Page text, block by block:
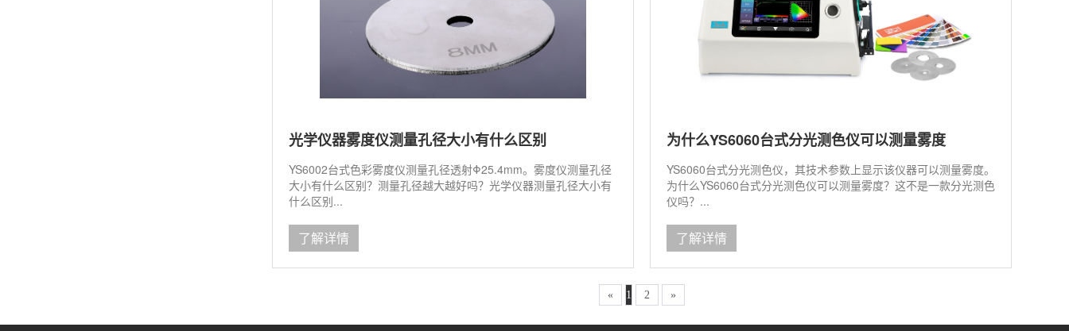
光学仪器雾度仪测量孔径大小有什么区别
YS6002台式色彩雾度仪测量孔径透射Φ25.4mm。雾度仪测量孔径
大小有什么区别？测量孔径越大越好吗？光学仪器测量孔径大小有
什么区别...
了解详情
为什么YS6060台式分光测色仪可以测量雾度
YS6060台式分光测色仪，其技术参数上显示该仪器可以测量雾度。
为什么YS6060台式分光测色仪可以测量雾度？这不是一款分光测色
仪吗？...
了解详情
« 1 2 »